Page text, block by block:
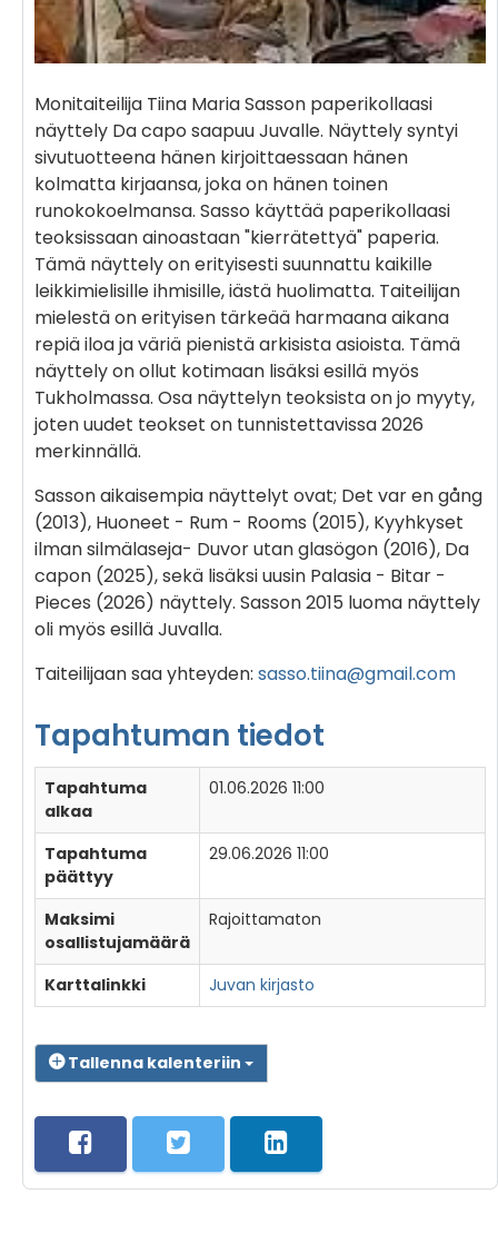
Monitaiteilija Tiina Maria Sasson paperikollaasi
näyttely Da capo saapuu Juvalle. Näyttely syntyi
sivutuotteena hänen kirjoittaessaan hänen
kolmatta kirjaansa, joka on hänen toinen
runokokoelmansa. Sasso käyttää paperikollaasi
teoksissaan ainoastaan "kierrätettyä" paperia.
Tämä näyttely on erityisesti suunnattu kaikille
leikkimielisille ihmisille, iästä huolimatta. Taiteilijan
mielestä on erityisen tärkeää harmaana aikana
repiä iloa ja väriä pienistä arkisista asioista. Tämä
näyttely on ollut kotimaan lisäksi esillä myös
Tukholmassa. Osa näyttelyn teoksista on jo myyty,
joten uudet teokset on tunnistettavissa 2026
merkinnällä.
Sasson aikaisempia näyttelyt ovat; Det var en gång
(2013), Huoneet - Rum - Rooms (2015), Kyyhkyset
ilman silmälaseja- Duvor utan glasögon (2016), Da
capon (2025), sekä lisäksi uusin Palasia - Bitar -
Pieces (2026) näyttely. Sasson 2015 luoma näyttely
oli myös esillä Juvalla.
Taiteilijaan saa yhteyden: sasso.tiina@gmail.com
Tapahtuman tiedot
Tapahtuma
alkaa
01.06.2026 11:00
Tapahtuma
päättyy
29.06.2026 11:00
Maksimi
osallistujamäärä
Rajoittamaton
Karttalinkki Juvan kirjasto
Tallenna kalenteriin